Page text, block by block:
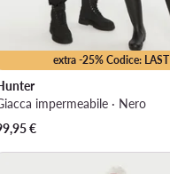
extra -25% Codice: LAST
impermeabile · Nero
€